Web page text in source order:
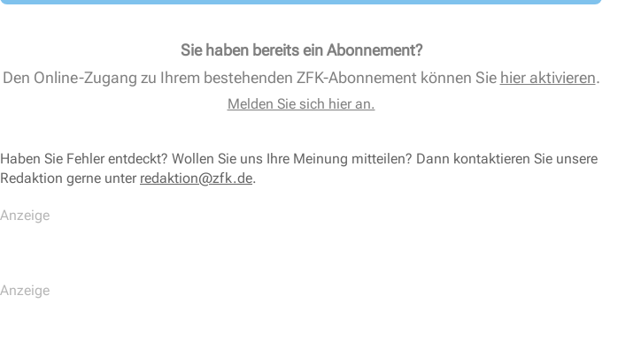
Sie haben bereits ein Abonnement?
Den Online-Zugang zu Ihrem bestehenden ZFK-Abonnement können Sie hier aktivieren.
Melden Sie sich hier an.
Haben Sie Fehler entdeckt? Wollen Sie uns Ihre Meinung mitteilen? Dann kontaktieren Sie unsere
Redaktion gerne unter redaktion@zfk.de.